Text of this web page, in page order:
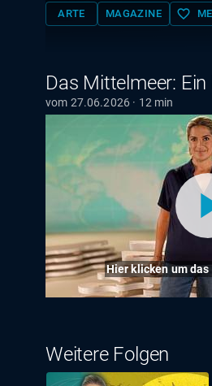
ARTE MAGAZINE favorite_border
Das Mittelmeer:
vom 27.06.2026 · 12 min
Hier klicken um
Weitere Folgen